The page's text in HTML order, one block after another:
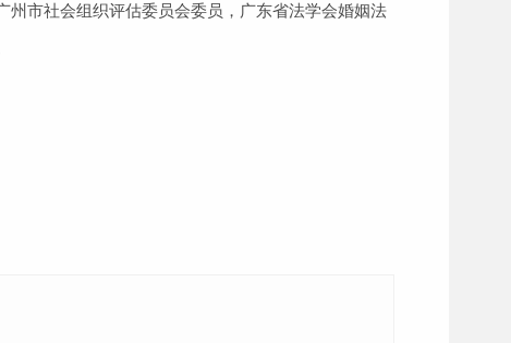
市社会组织评估委员会委员，广东省法学会婚姻法